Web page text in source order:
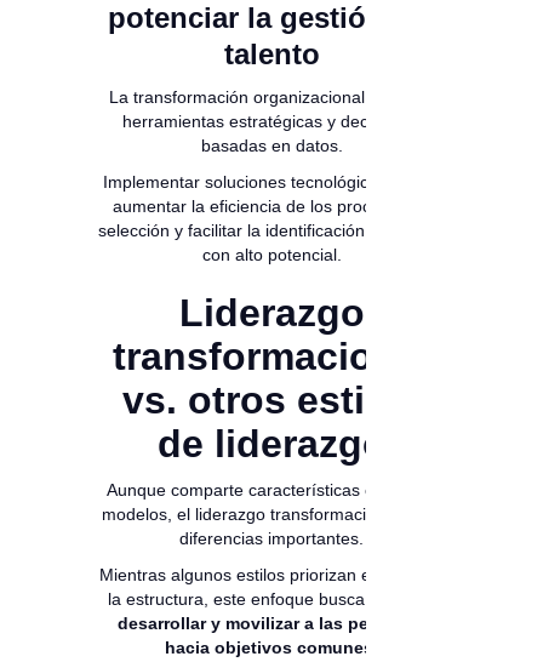
potenciar la gestión del
talento
La transformación organizacional necesita
herramientas estratégicas y decisiones
basadas en datos.
Implementar soluciones tecnológicas puede
aumentar la eficiencia de los procesos de
selección y facilitar la identificación de líderes
con alto potencial.
Liderazgo
transformacional
vs. otros estilos
de liderazgo
Aunque comparte características con otros
modelos, el liderazgo transformacional tiene
diferencias importantes.
Mientras algunos estilos priorizan el control y
la estructura, este enfoque busca
desarrollar y movilizar a las personas
hacia objetivos comunes